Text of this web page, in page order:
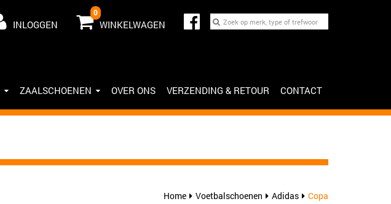
INLOGGEN
0
WINKELWAGEN
ZAALSCHOENEN OVER ONS VERZENDING & RETOUR CONTACT
Home Voetbalschoenen Adidas Copa